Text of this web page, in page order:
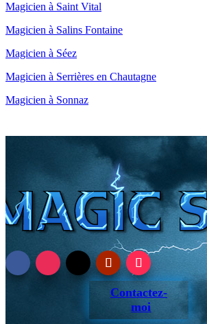
Magicien à Saint Vital
Magicien à Salins Fontaine
Magicien à Séez
Magicien à Serrières en Chautagne
Magicien à Sonnaz
Contactez-
moi